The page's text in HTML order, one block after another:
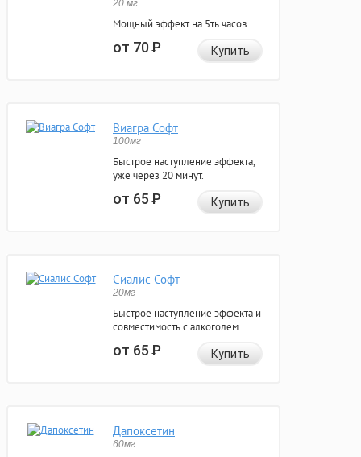
20 мг
Мощный эффект на 5ть часов.
от 70Р Купить
Виагра Софт
100мг
Быстрое наступление эффекта,
уже через 20 минут.
от 65Р Купить
Сиалис Софт
20мг
Быстрое наступление эффекта и
совместимость с алкоголем.
от 65Р Купить
Дапоксетин
60мг